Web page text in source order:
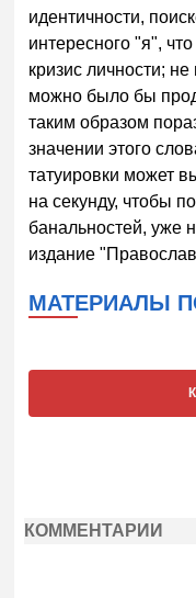
идентичности,
интересного "я",
кризис личности;
можно было бы
таким образом
значении этого
татуировки может
на секунду, чтобы
банальностей, уже
издание
МАТЕРИАЛЫ
КОММЕНТАРИИ